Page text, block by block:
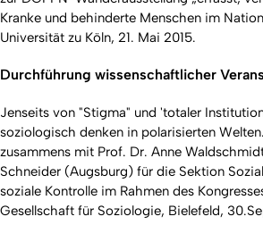
Kranke und behinderte Menschen im
Universität zu Köln, 21. Mai 2015.
Durchführung wissenschaftlicher
Jenseits von "Stigma" und 'totaler
soziologisch denken in polarisierten
zusammens mit Prof. Dr. Anne
Schneider (Augsburg) für die Sektion
soziale Kontrolle im Rahmen des
Gesellschaft für Soziologie, Bielefeld,